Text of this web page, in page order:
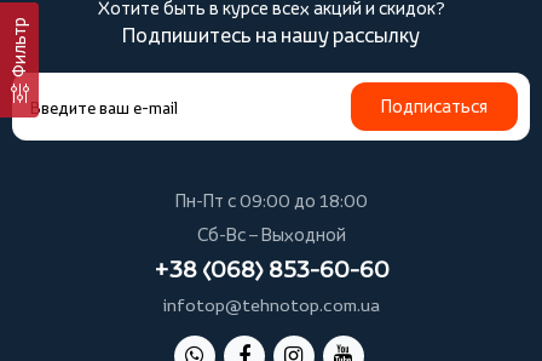
Фильтр
Хотите быть в курсе всех акций и скидок?
Подпишитесь на нашу рассылку
Подписаться
Пн-Пт с 09:00 до 18:00
Сб-Вс – Выходной
+38 (068) 853-60-60
infotop@tehnotop.com.ua